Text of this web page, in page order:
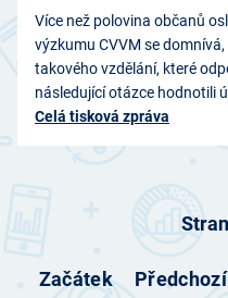
Více než polovina občanů
výzkumu CVVM se
takového vzdělání, které
následující otázce hodnotili
Celá tisková zpráva
Začátek Předchozí